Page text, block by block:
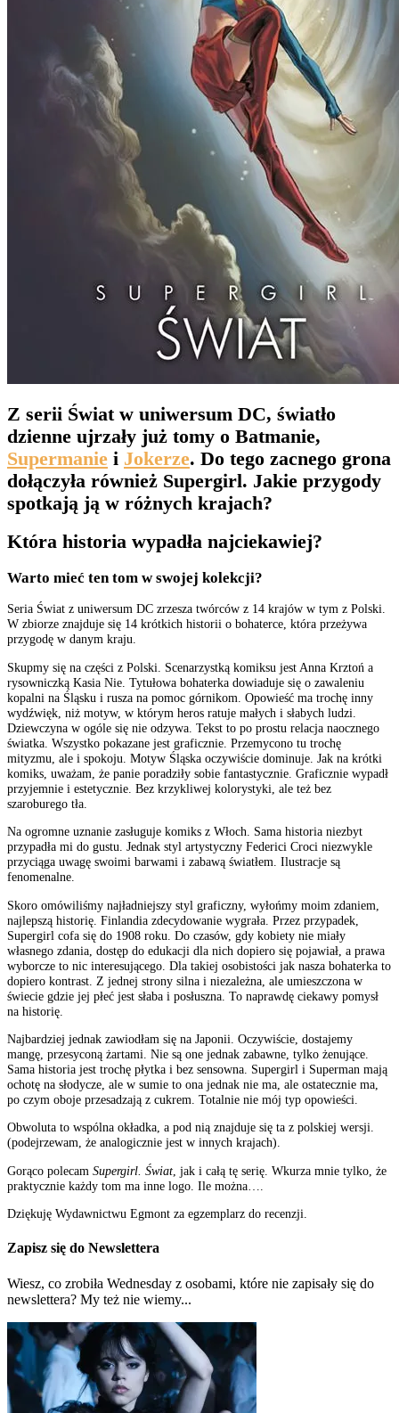
Z serii Świat w uniwersum DC, światło
dzienne ujrzały już tomy o Batmanie,
Supermanie i Jokerze. Do tego zacnego grona
dołączyła również Supergirl. Jakie przygody
spotkają ją w różnych krajach?
Która historia wypadła najciekawiej?
Warto mieć ten tom w swojej kolekcji?
Seria Świat z uniwersum DC zrzesza twórców z 14 krajów w tym z Polski.
W zbiorze znajduje się 14 krótkich historii o bohaterce, która przeżywa
przygodę w danym kraju.
Skupmy się na części z Polski. Scenarzystką komiksu jest Anna Krztoń a
rysowniczką Kasia Nie. Tytułowa bohaterka dowiaduje się o zawaleniu
kopalni na Śląsku i rusza na pomoc górnikom. Opowieść ma trochę inny
wydźwięk, niż motyw, w którym heros ratuje małych i słabych ludzi.
Dziewczyna w ogóle się nie odzywa. Tekst to po prostu relacja naocznego
światka. Wszystko pokazane jest graficznie. Przemycono tu trochę
mityzmu, ale i spokoju. Motyw Śląska oczywiście dominuje. Jak na krótki
komiks, uważam, że panie poradziły sobie fantastycznie. Graficznie wypadł
przyjemnie i estetycznie. Bez krzykliwej kolorystyki, ale też bez
szaroburego tła.
Na ogromne uznanie zasługuje komiks z Włoch. Sama historia niezbyt
przypadła mi do gustu. Jednak styl artystyczny Federici Croci niezwykle
przyciąga uwagę swoimi barwami i zabawą światłem. Ilustracje są
fenomenalne.
Skoro omówiliśmy najładniejszy styl graficzny, wyłońmy moim zdaniem,
najlepszą historię. Finlandia zdecydowanie wygrała. Przez przypadek,
Supergirl cofa się do 1908 roku. Do czasów, gdy kobiety nie miały
własnego zdania, dostęp do edukacji dla nich dopiero się pojawiał, a prawa
wyborcze to nic interesującego. Dla takiej osobistości jak nasza bohaterka to
dopiero kontrast. Z jednej strony silna i niezależna, ale umieszczona w
świecie gdzie jej płeć jest słaba i posłuszna. To naprawdę ciekawy pomysł
na historię.
Najbardziej jednak zawiodłam się na Japonii. Oczywiście, dostajemy
mangę, przesyconą żartami. Nie są one jednak zabawne, tylko żenujące.
Sama historia jest trochę płytka i bez sensowna. Supergirl i Superman mają
ochotę na słodycze, ale w sumie to ona jednak nie ma, ale ostatecznie ma,
po czym oboje przesadzają z cukrem. Totalnie nie mój typ opowieści.
Obwoluta to wspólna okładka, a pod nią znajduje się ta z polskiej wersji.
(podejrzewam, że analogicznie jest w innych krajach).
Gorąco polecam Supergirl. Świat , jak i całą tę serię. Wkurza mnie tylko, że
praktycznie każdy tom ma inne logo. Ile można….
Dziękuję Wydawnictwu Egmont za egzemplarz do recenzji.
Zapisz się do Newslettera
Wiesz, co zrobiła Wednesday z osobami, które nie zapisały się do
newslettera? My też nie wiemy...